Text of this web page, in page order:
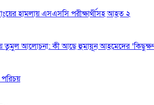
হামলায় এসএসসি পরীক্ষার্থীসহ আহত ২
তুমুল আলোচনা: কী আছে হুমায়ূন আহমেদের